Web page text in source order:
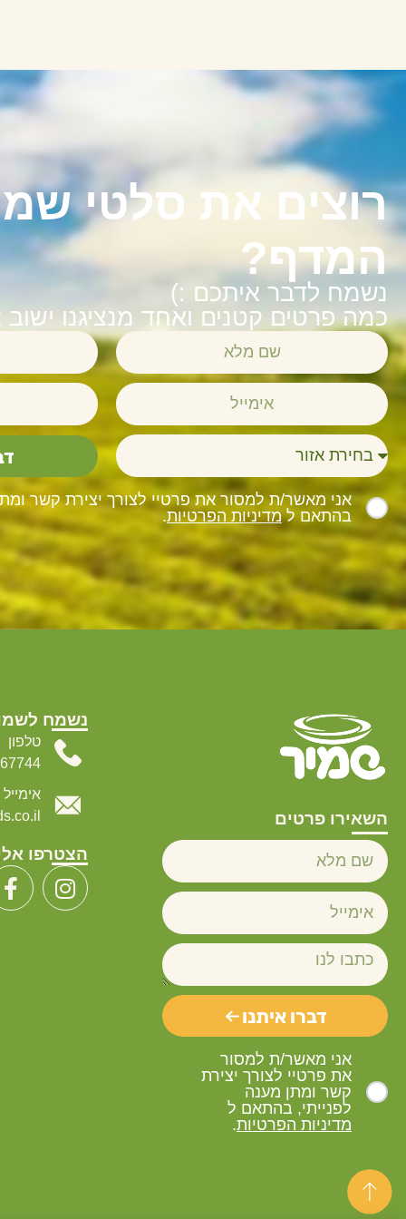
רוצים את סלטי
המדף?
נשמח לדבר איתכם :)
כמה פרטים קטנים ואחד מנציגנו
אני מאשר/ת למסור את פרטיי לצורך יצירת קשר
בהתאם למדיניות הפרטיות.
השאירו פרטים
אני מאשר/ת למסור
את פרטיי לצורך יצירת
קשר ומתן מענה
לפנייתי, בהתאם ל
מדיניות הפרטיות.
דברו איתנו
נשמח
טלפון
אימייל
הצטרפו